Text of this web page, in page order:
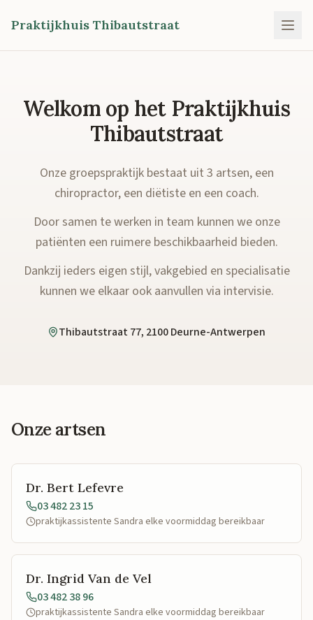
Praktijkhuis Thibautstraat
Welkom op het Praktijkhuis
Thibautstraat
Onze groepspraktijk bestaat uit 3 artsen, een
chiropractor, een diëtiste en een coach.
Door samen te werken in team kunnen we onze
patiënten een ruimere beschikbaarheid bieden.
Dankzij ieders eigen stijl, vakgebied en specialisatie
kunnen we elkaar ook aanvullen via intervisie.
Thibautstraat 77, 2100 Deurne-Antwerpen
Onze artsen
Dr. Bert Lefevre
03 482 23 15
praktijkassistente Sandra elke voormiddag bereikbaar
Dr. Ingrid Van de Vel
03 482 38 96
praktijkassistente Sandra elke voormiddag bereikbaar